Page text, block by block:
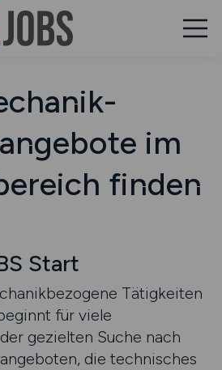
im
finden
Start
Tätigkeiten
für viele
gezielten Suche nach
die technisches